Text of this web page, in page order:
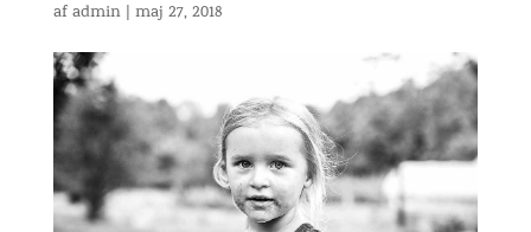
afadmin| maj 27, 2018